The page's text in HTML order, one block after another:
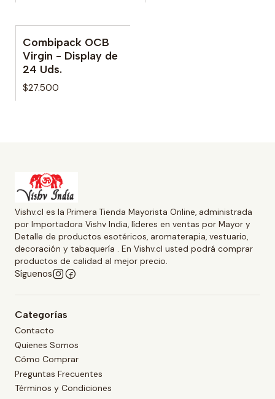
Combipack OCB
Virgin - Display de
24 Uds.
$27.500
Vishv.cl es la Primera Tienda Mayorista Online, administrada
por Importadora Vishv India, líderes en ventas por Mayor y
Detalle de productos esotéricos, aromaterapia, vestuario,
decoración y tabaquería . En Vishv.cl usted podrá comprar
productos de calidad al mejor precio.
Síguenos
Categorías
Contacto
Quienes Somos
Cómo Comprar
Preguntas Frecuentes
Términos y Condiciones